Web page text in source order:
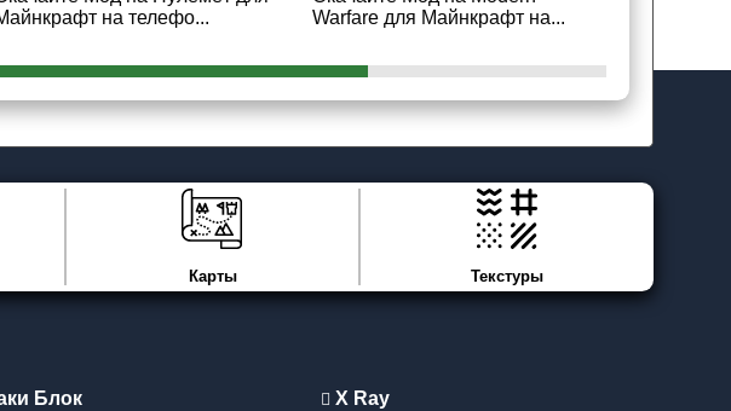
на телефо...
Warfare для Майнкрафт на...
Карты Текстуры
Блок X Ray